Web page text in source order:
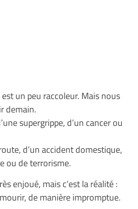
un peu raccoleur. Mais nous
demain.
supergrippe, d’un cancer ou
d’un accident domestique,
ou de terrorisme.
enjoué, mais c’est la réalité :
de manière impromptue.